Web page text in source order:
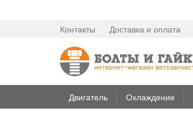
Контакты Доставка и оплата
Двигатель Охлаждение